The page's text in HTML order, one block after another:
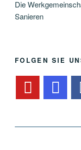
Die
Sanieren
FOLGEN SIE